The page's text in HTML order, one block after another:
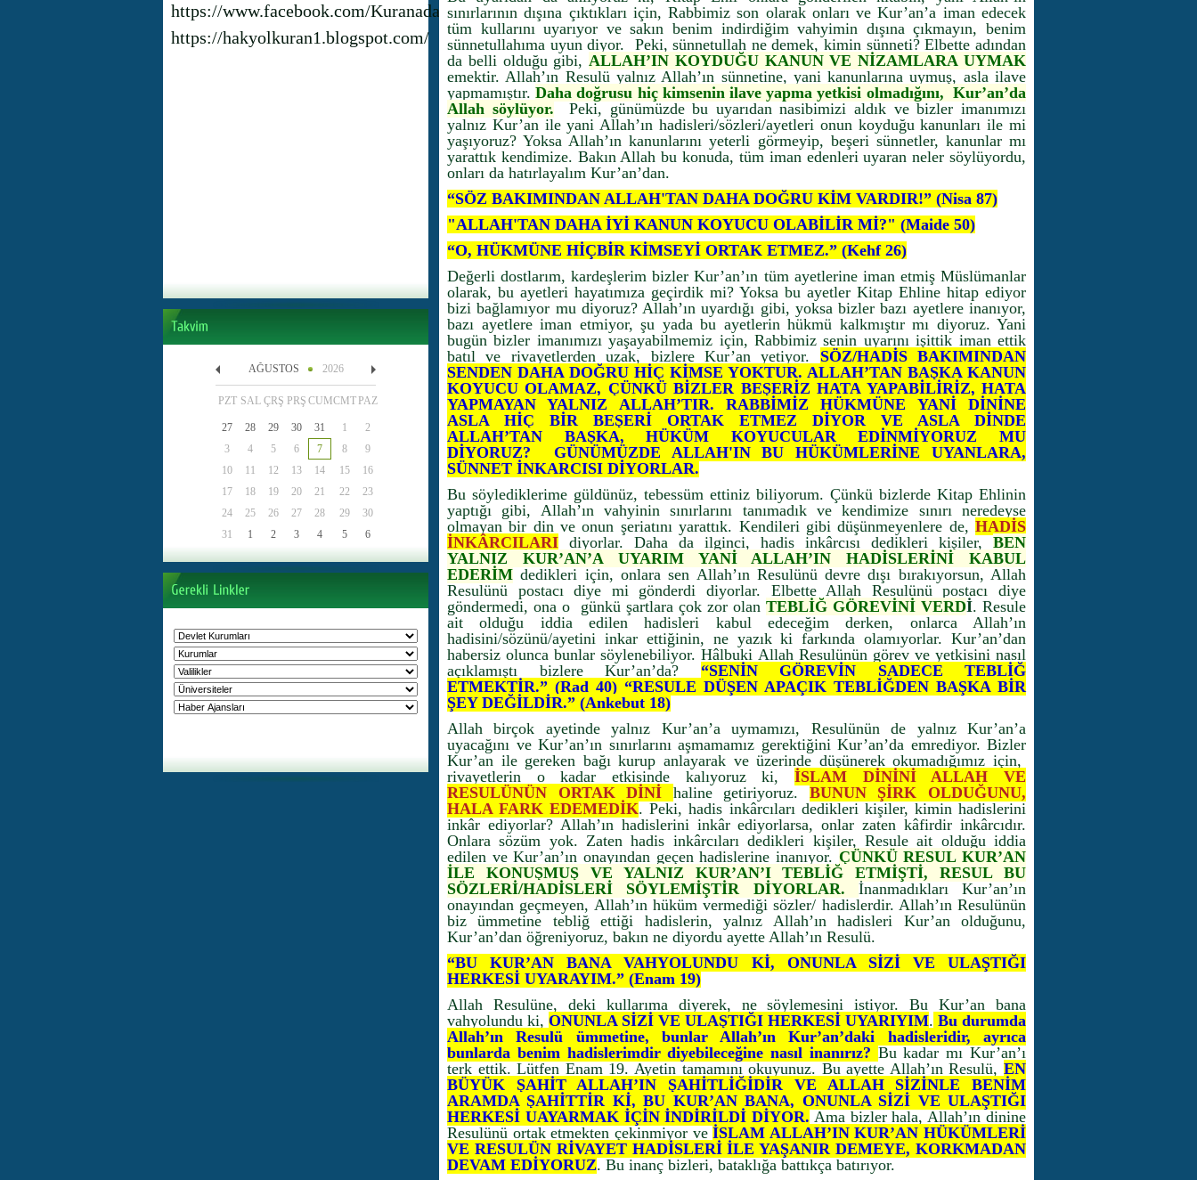
https://www.facebook.com/Kuranadavet1/
https://hakyolkuran1.blogspot.com/
sınırlarının dışına çıktıkları için, Rabbimiz son olarak onları ve Kur’an’a iman edecek
tüm kullarını uyarıyor ve sakın benim indirdiğim vahyimin dışına çıkmayın, benim
sünnetullahıma uyun diyor. Peki, sünnetullah ne demek, kimin sünneti? Elbette adından
da belli olduğu gibi, ALLAH’IN KOYDUĞU KANUN VE NİZAMLARA UYMAK
emektir. Allah’ın Resulü yalnız Allah’ın sünnetine, yani kanunlarına uymuş, asla ilave
yapmamıştır.Daha doğrusu hiç kimsenin ilave yapma yetkisi olmadığını, Kur’an’da
Allah söylüyor. Peki, günümüzde bu uyarıdan nasibimizi aldık ve bizler imanımızı
yalnız Kur’an ile yani Allah’ın hadisleri/sözleri/ayetleri onun koyduğu kanunları ile mi
yaşıyoruz? Yoksa Allah’ın kanunlarını yeterli görmeyip, beşeri sünnetler, kanunlar mı
yarattık kendimize. Bakın Allah bu konuda, tüm iman edenleri uyaran neler söylüyordu,
onları da hatırlayalım Kur’an’dan.
“SÖZ BAKIMINDAN ALLAH'TAN DAHA DOĞRU KİM VARDIR!” (Nisa 87)
"ALLAH'TAN DAHA İYİ KANUN KOYUCU OLABİLİR Mİ?" (Maide 50)
“O, HÜKMÜNE HİÇBİR KİMSEYİ ORTAK ETMEZ.” (Kehf 26)
Değerli dostlarım, kardeşlerim bizler Kur’an’ın tüm ayetlerine iman etmiş Müslümanlar
olarak, bu ayetleri hayatımıza geçirdik mi? Yoksa bu ayetler Kitap Ehline hitap ediyor
bizi bağlamıyor mu diyoruz? Allah’ın uyardığı gibi, yoksa bizler bazı ayetlere inanıyor,
bazı ayetlere iman etmiyor, şu yada bu ayetlerin hükmü kalkmıştır mı diyoruz. Yani
bugün bizler imanımızı yaşayabilmemiz için, Rabbimiz senin uyarını işittik iman ettik
batıl ve rivayetlerden uzak, bizlere Kur’an yetiyor. SÖZ/HADİS BAKIMINDAN
SENDEN DAHA DOĞRU HİÇ KİMSE YOKTUR. ALLAH’TAN BAŞKA KANUN
KOYUCU OLAMAZ, ÇÜNKÜ BİZLER BEŞERİZ HATA YAPABİLİRİZ, HATA
YAPMAYAN YALNIZ ALLAH’TIR. RABBİMİZ HÜKMÜNE YANİ DİNİNE
ASLA HİÇ BİR BEŞERİ ORTAK ETMEZ DİYOR VE ASLA DİNDE
ALLAH’TAN BAŞKA, HÜKÜM KOYUCULAR EDİNMİYORUZ MU
DİYORUZ? GÜNÜMÜZDE ALLAH'IN BU HÜKÜMLERİNE UYANLARA,
SÜNNET İNKARCISI DİYORLAR.
Bu söylediklerime güldünüz, tebessüm ettiniz biliyorum. Çünkü bizlerde Kitap Ehlinin
yaptığı gibi, Allah’ın vahyinin sınırlarını tanımadık ve kendimize sınırı neredeyse
olmayan bir din ve onun şeriatını yarattık. Kendileri gibi düşünmeyenlere de, HADİS
İNKÂRCILARI diyorlar. Daha da ilginci, hadis inkârcısı dedikleri kişiler, BEN
YALNIZ KUR’AN’A UYARIM YANİ ALLAH’IN HADİSLERİNİ KABUL
EDERİM dedikleri için, onlara sen Allah’ın Resulünü devre dışı bırakıyorsun, Allah
Resulünü postacı diye mi gönderdi diyorlar. Elbette Allah Resulünü postacı diye
göndermedi, ona o günkü şartlara çok zor olan TEBLİĞ GÖREVİNİ VERDİ. Resule
ait olduğu iddia edilen hadisleri kabul edeceğim derken, onlarca Allah’ın
hadisini/sözünü/ayetini inkar ettiğinin, ne yazık ki farkında olamıyorlar. Kur’an’dan
habersiz olunca bunlar söylenebiliyor. Hâlbuki Allah Resulünün görev ve yetkisini nasıl
açıklamıştı bizlere Kur’an’da? “SENİN GÖREVİN SADECE TEBLİĞ
ETMEKTİR.” (Rad 40) “RESULE DÜŞEN APAÇIK TEBLİĞDEN BAŞKA BİR
ŞEY DEĞİLDİR.” (Ankebut 18)
Allah birçok ayetinde yalnız Kur’an’a uymamızı, Resulünün de yalnız Kur’an’a
uyacağını ve Kur’an’ın sınırlarını aşmamamız gerektiğini Kur’an’da emrediyor. Bizler
Kur’an ile gereken bağı kurup anlayarak ve üzerinde düşünerek okumadığımız için,
rivayetlerin o kadar etkisinde kalıyoruz ki, İSLAM DİNİNİ ALLAH VE
RESULÜNÜN ORTAK DİNİ haline getiriyoruz. BUNUN ŞİRK OLDUĞUNU,
HALA FARK EDEMEDİK. Peki, hadis inkârcıları dedikleri kişiler, kimin hadislerini
inkâr ediyorlar? Allah’ın hadislerini inkâr ediyorlarsa, onlar zaten kâfirdir inkârcıdır.
Onlara sözüm yok. Zaten hadis inkârcıları dedikleri kişiler, Resule ait olduğu iddia
edilen ve Kur’an’ın onayından geçen hadislerine inanıyor. ÇÜNKÜ RESUL KUR’AN
İLE KONUŞMUŞ VE YALNIZ KUR’AN’I TEBLİĞ ETMİŞTİ, RESUL BU
SÖZLERİ/HADİSLERİ SÖYLEMİŞTİR DİYORLAR. İnanmadıkları Kur’an’ın
onayından geçmeyen, Allah’ın hüküm vermediği sözler/ hadislerdir. Allah’ın Resulünün
biz ümmetine tebliğ ettiği hadislerin, yalnız Allah’ın hadisleri Kur’an olduğunu,
Kur’an’dan öğreniyoruz, bakın ne diyordu ayette Allah’ın Resulü.
“BU KUR’AN BANA VAHYOLUNDU Kİ, ONUNLA SİZİ VE ULAŞTIĞI
HERKESİ UYARAYIM.” (Enam 19)
Allah Resulüne, deki kullarıma diyerek, ne söylemesini istiyor. Bu Kur’an bana
vahyolundu ki, ONUNLA SİZİ VE ULAŞTIĞI HERKESİ UYARIYIM. Bu durumda
Allah’ın Resulü ümmetine, bunlar Allah’ın Kur’an’daki hadisleridir, ayrıca
bunlarda benim hadislerimdir diyebileceğine nasıl inanırız? Bu kadar mı Kur’an’ı
terk ettik. Lütfen Enam 19. Ayetin tamamını okuyunuz. Bu ayette Allah’ın Resulü, EN
BÜYÜK ŞAHİT ALLAH’IN ŞAHİTLİĞİDİR VE ALLAH SİZİNLE BENİM
ARAMDA ŞAHİTTİR Kİ, BU KUR’AN BANA, ONUNLA SİZİ VE ULAŞTIĞI
HERKESİ UAYARMAK İÇİN İNDİRİLDİ DİYOR. Ama bizler hala, Allah’ın dinine
Resulünü ortak etmekten çekinmiyor veİSLAM ALLAH’IN KUR’AN HÜKÜMLERİ
VE RESULÜN RİVAYET HADİSLERİ İLE YAŞANIR DEMEYE, KORKMADAN
DEVAM EDİYORUZ. Bu inanç bizleri, bataklığa battıkça batırıyor.